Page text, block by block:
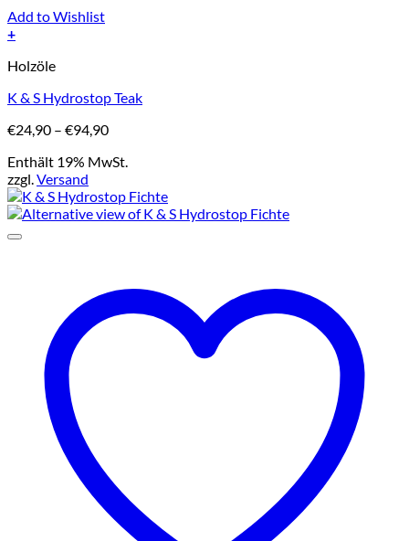
Add to Wishlist
+
Produkt
mehrere
auf.
Die
Optionen
können
auf
der
Produktseite
Holzöle
K & S Hydrostop Teak
€24,90 – €94,90Preisspanne:
bis
Enthält 19% MwSt.
zzgl.Versand